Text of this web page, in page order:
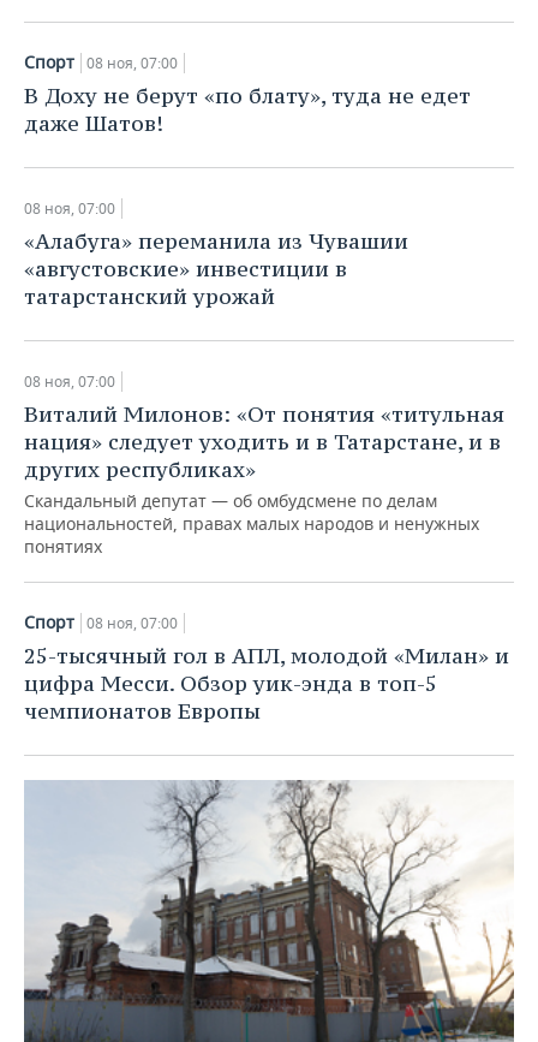
ХОККЕЙ С МЯЧОМ
ПРОИСШЕСТВИЯ
Спорт 08 ноя, 07:00
В Доху не берут «по блату», туда не едет
даже Шатов!
08 ноя, 07:00
«Алабуга» переманила из Чувашии
«августовские» инвестиции в
татарстанский урожай
08 ноя, 07:00
Виталий Милонов: «От понятия «титульная
нация» следует уходить и в Татарстане, и в
других республиках»
Скандальный депутат — об омбудсмене по делам
национальностей, правах малых народов и ненужных
понятиях
Спорт 08 ноя, 07:00
25-тысячный гол в АПЛ, молодой «Милан» и
цифра Месси. Обзор уик-энда в топ-5
чемпионатов Европы